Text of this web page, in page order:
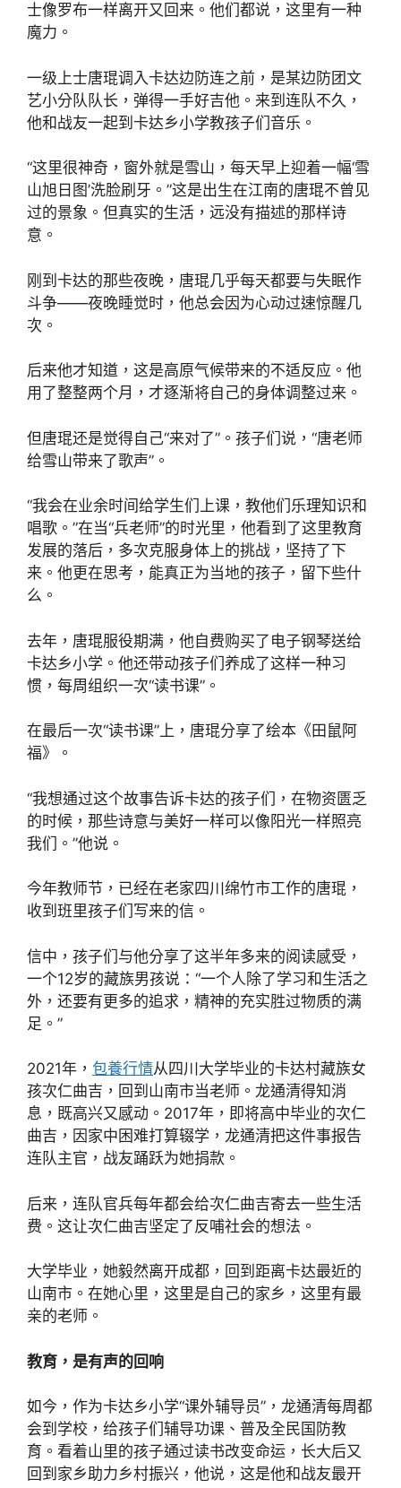
士像罗布一样离开又回来。他们都说，这里有一种
魔力。
一级上士唐琨调入卡达边防连之前，是某边防团文
艺小分队队长，弹得一手好吉他。来到连队不久，
他和战友一起到卡达乡小学教孩子们音乐。
“这里很神奇，窗外就是雪山，每天早上迎着一幅‘雪
山旭日图’洗脸刷牙。”这是出生在江南的唐琨不曾见
过的景象。但真实的生活，远没有描述的那样诗
意。
刚到卡达的那些夜晚，唐琨几乎每天都要与失眠作
斗争——夜晚睡觉时，他总会因为心动过速惊醒几
次。
后来他才知道，这是高原气候带来的不适反应。他
用了整整两个月，才逐渐将自己的身体调整过来。
但唐琨还是觉得自己“来对了”。孩子们说，“唐老师
给雪山带来了歌声”。
“我会在业余时间给学生们上课，教他们乐理知识和
唱歌。”在当“兵老师”的时光里，他看到了这里教育
发展的落后，多次克服身体上的挑战，坚持了下
来。他更在思考，能真正为当地的孩子，留下些什
么。
去年，唐琨服役期满，他自费购买了电子钢琴送给
卡达乡小学。他还带动孩子们养成了这样一种习
惯，每周组织一次“读书课”。
在最后一次“读书课”上，唐琨分享了绘本《田鼠阿
福》。
“我想通过这个故事告诉卡达的孩子们，在物资匮乏
的时候，那些诗意与美好一样可以像阳光一样照亮
我们。”他说。
今年教师节，已经在老家四川绵竹市工作的唐琨，
收到班里孩子们写来的信。
信中，孩子们与他分享了这半年多来的阅读感受，
一个12岁的藏族男孩说：“一个人除了学习和生活之
外，还要有更多的追求，精神的充实胜过物质的满
足。”
2021年， 包養行情从四川大学毕业的卡达村藏族女
孩次仁曲吉，回到山南市当老师。龙通清得知消
息，既高兴又感动。2017年，即将高中毕业的次仁
曲吉，因家中困难打算辍学，龙通清把这件事报告
连队主官，战友踊跃为她捐款。
后来，连队官兵每年都会给次仁曲吉寄去一些生活
费。这让次仁曲吉坚定了反哺社会的想法。
大学毕业，她毅然离开成都，回到距离卡达最近的
山南市。在她心里，这里是自己的家乡，这里有最
亲的老师。
教育，是有声的回响
如今，作为卡达乡小学“课外辅导员”，龙通清每周都
会到学校，给孩子们辅导功课、普及全民国防教
育。看着山里的孩子通过读书改变命运，长大后又
回到家乡助力乡村振兴，他说，这是他和战友最开